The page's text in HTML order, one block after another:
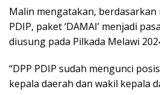
Malin mengatakan, berdasarkan
PDIP, paket ‘DAMAI’ menjadi
diusung pada Pilkada Melawi
“DPP PDIP sudah mengunci
kepala daerah dan wakil kepala